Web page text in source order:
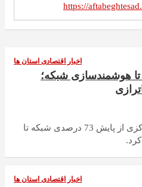
https://
اخبار اقتصادی استان ها
شبکه تا هوشمندسازی شبکه؛
مدیرعامل توزیع برق استان مرکزی از پایش 73 درصدی شبکه تا
اخبار اقتصادی استان ها